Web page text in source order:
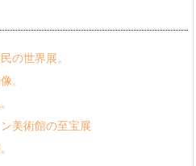
の世界展。
。
美術館の至宝展